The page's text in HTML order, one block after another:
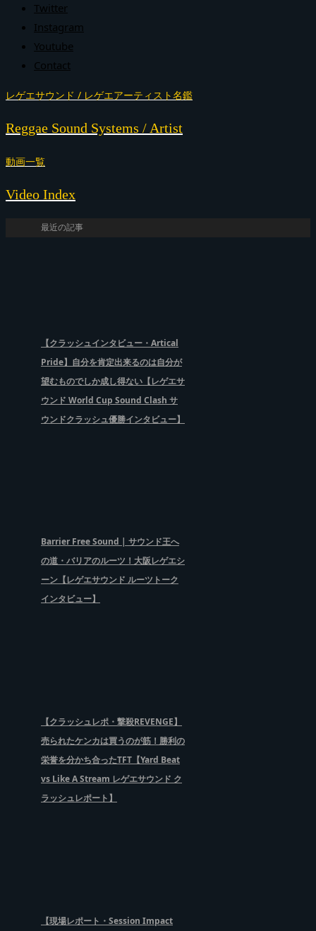
Twitter
Instagram
Youtube
Contact
レゲエサウンド / レゲエアーティスト名鑑
Reggae Sound Systems / Artist
動画一覧
Video Index
最近の記事
【クラッシュインタビュー・Artical
Pride】自分を肯定出来るのは自分が
望むものでしか成し得ない【レゲエサ
ウンド World Cup Sound Clash サ
ウンドクラッシュ優勝インタビュー】
Barrier Free Sound | サウンド王へ
の道・バリアのルーツ！大阪レゲエシ
ーン【レゲエサウンド ルーツトーク
インタビュー】
【クラッシュレポ・撃殺REVENGE】
売られたケンカは買うのが筋！勝利の
栄誉を分かち合ったTFT【Yard Beat
vs Like A Stream レゲエサウンド ク
ラッシュレポート】
【現場レポート・Session Impact